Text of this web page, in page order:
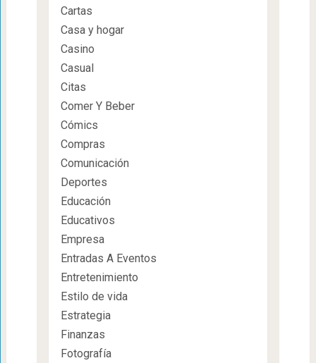
Cartas
Casa y hogar
Casino
Casual
Citas
Comer Y Beber
Cómics
Compras
Comunicación
Deportes
Educación
Educativos
Empresa
Entradas A Eventos
Entretenimiento
Estilo de vida
Estrategia
Finanzas
Fotografía